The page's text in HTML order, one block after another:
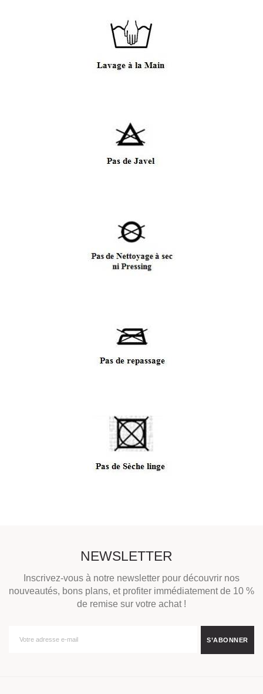
NEWSLETTER
Inscrivez-vous à notre newsletter pour découvrir nos
nouveautés, bons plans, et profiter immédiatement de 10 %
de remise sur votre achat !